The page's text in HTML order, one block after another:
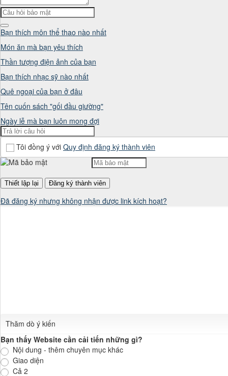
nóng đặt trên bàn
Bốn học sinh
sát.
Không khí vui vẻ.
Trong bong bóng
Bạn thích môn thể thao nào nhất
Món ăn mà bạn yêu thích
Thần tượng điện ảnh của bạn
Bạn thích nhạc sỹ nào nhất
Quê ngoại của bạn ở đâu
Tên cuốn sách "gối đầu giường"
Ngày lễ mà bạn luôn mong đợi
Tôi đồng ý với Quy định đăng ký thành viên
Đã đăng ký nhưng không nhận được link kích hoạt?
Thăm dò ý kiến
Bạn thấy Website cần cải tiến những gì?
Nội dung - thêm chuyên mục khác
Giao diện
Cả 2